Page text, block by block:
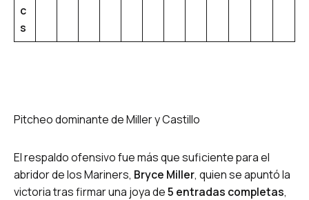
c
s
Pitcheo dominante de Miller y Castillo
El respaldo ofensivo fue más que suficiente para el
abridor de los Mariners, Bryce Miller, quien se apuntó la
victoria tras firmar una joya de5 entradas completas,